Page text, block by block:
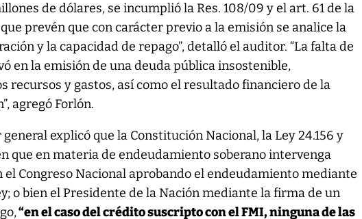
de dólares, se incumplió la Res. 108/09 y el art. 61 de la
prevén que con carácter previo a la emisión se analice la
y la capacidad de repago”, detalló el auditor. “La falta de
en la emisión de una deuda pública insostenible,
recursos y gastos, así como el resultado financiero de la
agregó Forlón.
explicó que la Constitución Nacional, la Ley 24.156 y
que en materia de endeudamiento soberano intervenga
el Congreso Nacional aprobando el endeudamiento mediante
o bien el Presidente de la Nación mediante la firma de un
“en el caso del crédito suscripto con el FMI, ninguna de las